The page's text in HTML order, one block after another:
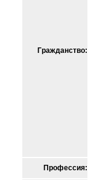
Гражданство:
Профессия: